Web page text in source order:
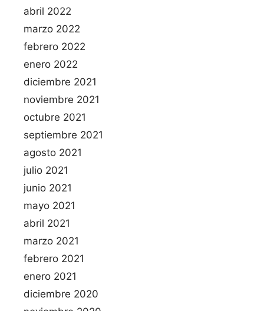
abril 2022
marzo 2022
febrero 2022
enero 2022
diciembre 2021
noviembre 2021
octubre 2021
septiembre 2021
agosto 2021
julio 2021
junio 2021
mayo 2021
abril 2021
marzo 2021
febrero 2021
enero 2021
diciembre 2020